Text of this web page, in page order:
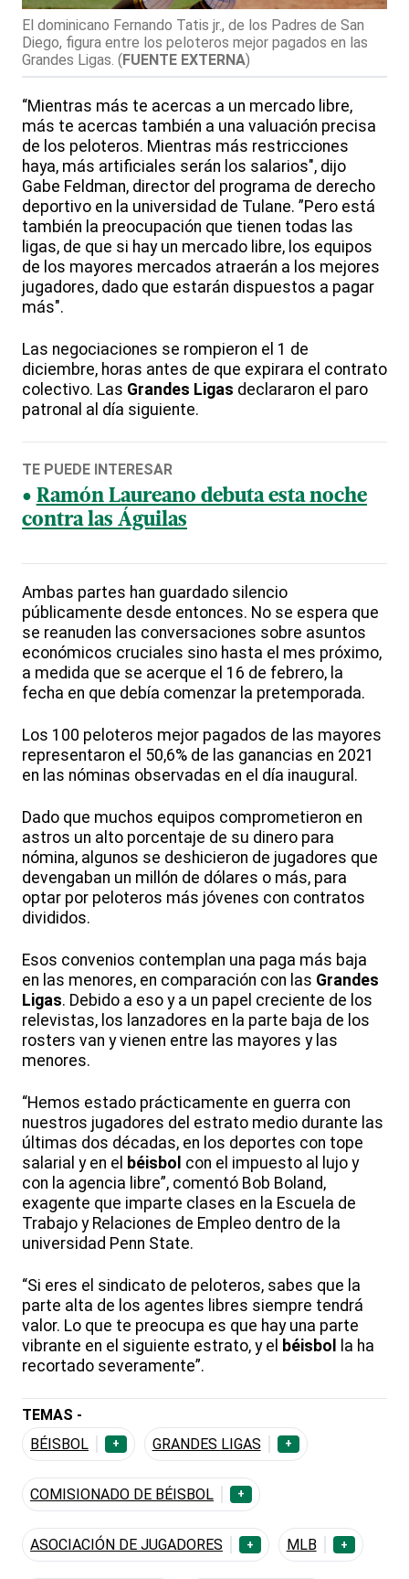
El dominicano Fernando Tatis jr., de los Padres de San
Diego, figura entre los peloteros mejor pagados en las
Grandes Ligas. (FUENTE EXTERNA)
“Mientras más te acercas a un mercado libre,
más te acercas también a una valuación precisa
de los peloteros. Mientras más restricciones
haya, más artificiales serán los salarios", dijo
Gabe Feldman, director del programa de derecho
deportivo en la universidad de Tulane. ”Pero está
también la preocupación que tienen todas las
ligas, de que si hay un mercado libre, los equipos
de los mayores mercados atraerán a los mejores
jugadores, dado que estarán dispuestos a pagar
más".
Las negociaciones se rompieron el 1 de
diciembre, horas antes de que expirara el contrato
colectivo. Las Grandes Ligas declararon el paro
patronal al día siguiente.
TE PUEDE INTERESAR
Ramón Laureano debuta esta noche
contra las Águilas
Ambas partes han guardado silencio
públicamente desde entonces. No se espera que
se reanuden las conversaciones sobre asuntos
económicos cruciales sino hasta el mes próximo,
a medida que se acerque el 16 de febrero, la
fecha en que debía comenzar la pretemporada.
Los 100 peloteros mejor pagados de las mayores
representaron el 50,6% de las ganancias en 2021
en las nóminas observadas en el día inaugural.
Dado que muchos equipos comprometieron en
astros un alto porcentaje de su dinero para
nómina, algunos se deshicieron de jugadores que
devengaban un millón de dólares o más, para
optar por peloteros más jóvenes con contratos
divididos.
Esos convenios contemplan una paga más baja
en las menores, en comparación con las Grandes
Ligas. Debido a eso y a un papel creciente de los
relevistas, los lanzadores en la parte baja de los
rosters van y vienen entre las mayores y las
menores.
“Hemos estado prácticamente en guerra con
nuestros jugadores del estrato medio durante las
últimas dos décadas, en los deportes con tope
salarial y en el béisbol con el impuesto al lujo y
con la agencia libre”, comentó Bob Boland,
exagente que imparte clases en la Escuela de
Trabajo y Relaciones de Empleo dentro de la
universidad Penn State.
“Si eres el sindicato de peloteros, sabes que la
parte alta de los agentes libres siempre tendrá
valor. Lo que te preocupa es que hay una parte
vibrante en el siguiente estrato, y el béisbol
la ha
recortado severamente”.
TEMAS -
BÉISBOL
+ GRANDES LIGAS +
COMISIONADO DE BÉISBOL +
ASOCIACIÓN DE JUGADORES + MLB +